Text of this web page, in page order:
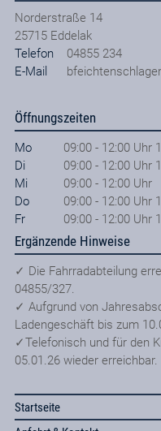
Norderstraße 14
25715 Eddelak
Telefon
04855 234
E-Mail
Öffnungszeiten
Mo
09:00 - 12:00 Uhr
Di
09:00 - 12:00 Uhr
Mi
09:00 - 12:00 Uhr
Do
09:00 - 12:00 Uhr
Fr
09:00 - 12:00 Uhr
Ergänzende Hinweise
✓ Die Fahrradabteilung
04855/327.
✓ Aufgrund von
Ladengeschäft bis zum
✓Telefonisch und für den
05.01.26 wieder erreichbar.
Startseite